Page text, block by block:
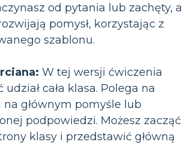
od pytania lub zachęty, a
pomysł, korzystając z
szablonu.
W tej wersji ćwiczenia
cała klasa. Polega na
głównym pomyśle lub
podpowiedzi. Możesz zacząć
klasy i przedstawić główną